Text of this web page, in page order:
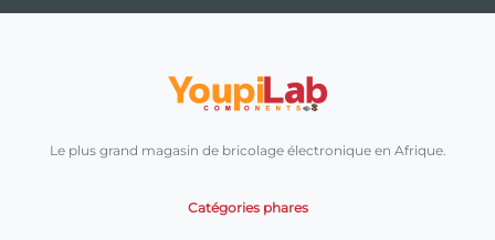
Le plus grand magasin de bricolage électronique en Afrique.
Catégories phares